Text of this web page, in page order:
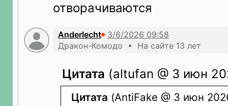
отворачиваются
Anderlecht
Дракон-Комодо • На сайте 13 лет
Цитата (altufan @ 3 июн
Цитата (AntiFake @ 3 июн